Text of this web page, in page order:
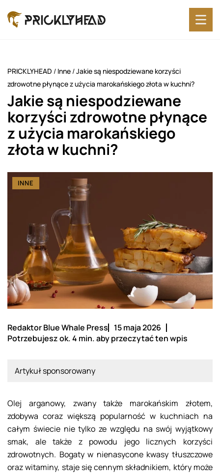
PRICKLYHEAD / Inne /Jakie są niespodziewane korzyści
zdrowotne płynące z użycia marokańskiego złota w kuchni?
Jakie są niespodziewane
korzyści zdrowotne płynące
z użycia marokańskiego
złota w kuchni?
INNE
Redaktor Blue Whale Press
15 maja 2026
Potrzebujesz ok. 4 min. aby przeczytać ten wpis
Artykuł sponsorowany
Olej arganowy, zwany także marokańskim złotem,
zdobywa coraz większą popularność w kuchniach na
całym świecie nie tylko ze względu na swój wyjątkowy
smak, ale także z powodu jego licznych korzyści
zdrowotnych. Bogaty w nienasycone kwasy tłuszczowe
oraz witaminy, staje się cennym składnikiem, który może